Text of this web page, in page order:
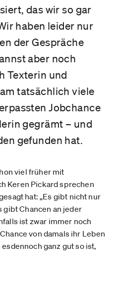
das wir so gar
haben leider nur
der Gespräche
aber noch
Texterin und
tatsächlich viele
Jobchance
gegrämt – und
gefunden hat.
viel früher mit
Keren Pickard sprechen
hat: „Es gibt nicht nur
gibt Chancen an jeder
ist zwar immer noch
von damals ihr Leben
ganz gut so ist,